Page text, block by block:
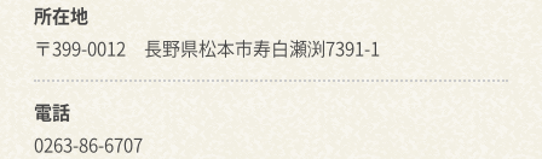
所在地
〒399-0012 長野県松本市寿白瀬渕7391-1
電話
0263-86-6707